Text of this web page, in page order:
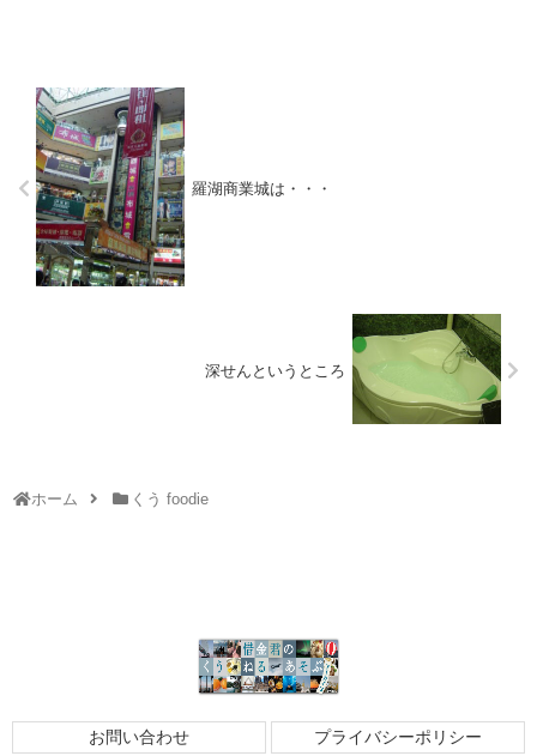
羅湖商業城は・・・
深せんというところ
ホーム くう foodie
お問い合わせ プライバシーポリシー